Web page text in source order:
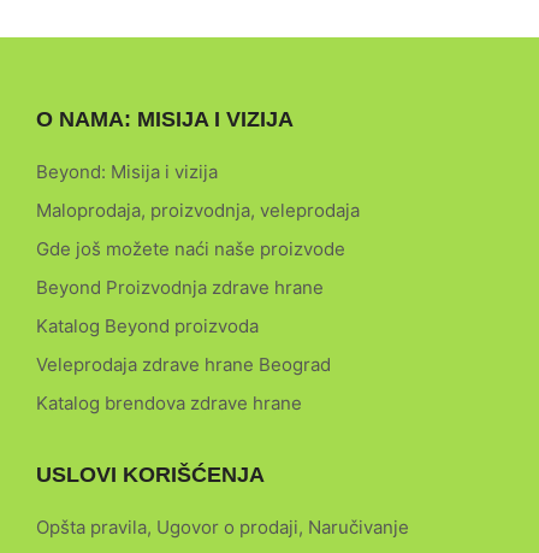
O NAMA: MISIJA I VIZIJA
Beyond: Misija i vizija
Maloprodaja, proizvodnja, veleprodaja
Gde još možete naći naše proizvode
Beyond Proizvodnja zdrave hrane
Katalog Beyond proizvoda
Veleprodaja zdrave hrane Beograd
Katalog brendova zdrave hrane
USLOVI KORIŠĆENJA
Opšta pravila, Ugovor o prodaji, Naručivanje